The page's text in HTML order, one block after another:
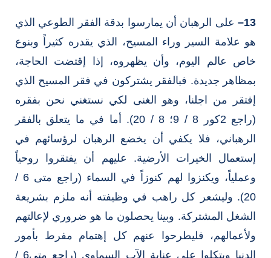
13
– على الرهبان أن يمارسوا بدقة الفقر الطوعي الذي
هو علامة السير وراء المسيح، الذي يقدره كثيراً وبنوع
خاص عالم اليوم، وأن يظهروه، إذا إقتضت الحاجة،
بمظاهر جديدة. فبالفقر يشتركون في فقر المسيح الذي
إفتقر من اجلنا، وهو الغنى لكي نستغني نحن بفقره
(راجع 2كور 8 / 9؛ 8 / 20). أما في ما يتعلق بالفقر
الرهباني، فلا يكفي أن يخضع الرهبان لرؤسائهم في
إستعمال الخيرات الأرضية. عليهم أن يفتقروا روحياً
وعملياً، ويكنزوا لهم كنوزاً في السماء (راجع متى 6 /
20). وليشعر كل راهب في وظيفته أنه ملزم بشريعة
الشغل المشتركة. وبينا يحصلون ما هو ضروري لإعالتهم
ولأعمالهم، فليطرحوا عنهم كل إهتمام مفرط بأمور
الدنيا ويتكلوا على عناية الآب السماوي (راجع متى6 /